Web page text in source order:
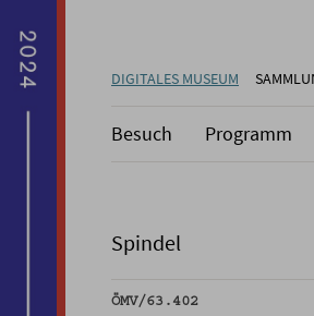
DIGITALES MUSEUM
Besuch Programm
Spindel
ÖMV/63.402